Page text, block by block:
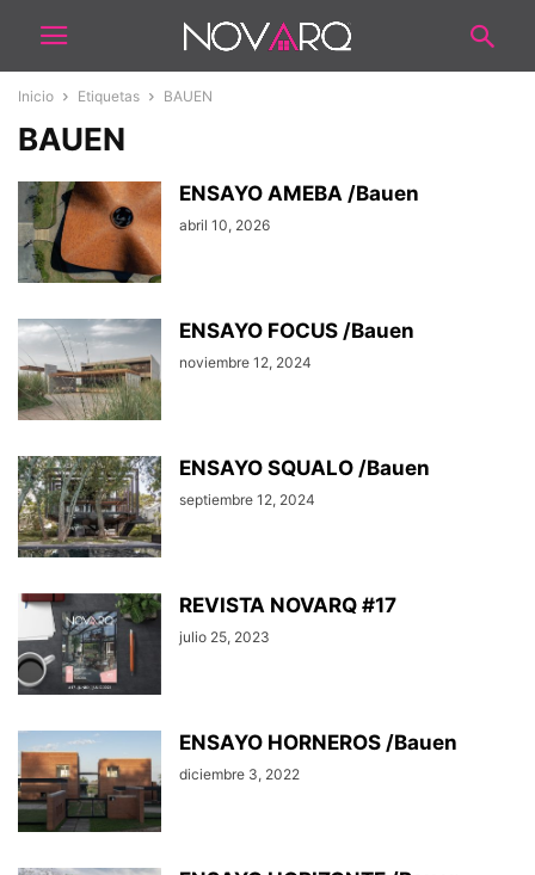
Inicio Etiquetas BAUEN
BAUEN
ENSAYO AMEBA /Bauen
abril 10, 2026
ENSAYO FOCUS /Bauen
noviembre 12, 2024
ENSAYO SQUALO /Bauen
septiembre 12, 2024
REVISTA NOVARQ #17
julio 25, 2023
ENSAYO HORNEROS /Bauen
diciembre 3, 2022